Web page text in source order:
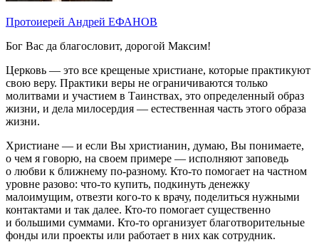
Протоиерей Андрей ЕФАНОВ
Бог Вас да благословит, дорогой Максим!
Церковь — это все крещеные христиане, которые практикуют
свою веру. Практики веры не ограничиваются только
молитвами и участием в Таинствах, это определенный образ
жизни, и дела милосердия — естественная часть этого образа
жизни.
Христиане — и если Вы христианин, думаю, Вы понимаете,
о чем я говорю, на своем примере — исполняют заповедь
о любви к ближнему по-разному. Кто-то помогает на частном
уровне разово: что-то купить, подкинуть денежку
малоимущим, отвезти кого-то к врачу, поделиться нужными
контактами и так далее. Кто-то помогает существенно
и большими суммами. Кто-то организует благотворительные
фонды или проекты или работает в них как сотрудник.